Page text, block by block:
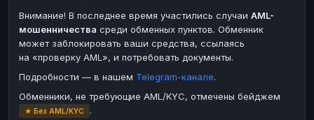
SOL
Ripple XRP Ripple
Paxum USD
Perfect Money
Paxum
Внимание! В последнее время участились случаи AML-
мошенничества среди обменных пунктов. Обменник
может заблокировать ваши средства, ссылаясь
на «проверку AML», и потребовать документы.
Подробности — в нашем Telegram-канале.
Обменники, не требующие AML/KYC, отмечены бейджем
★ Без AML/KYC
.